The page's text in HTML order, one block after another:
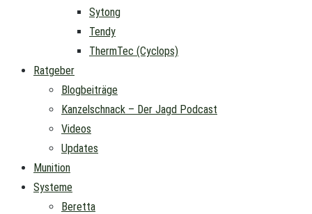
Sytong
Tendy
ThermTec (Cyclops)
Ratgeber
Blogbeiträge
Kanzelschnack – Der Jagd Podcast
Videos
Updates
Munition
Systeme
Beretta